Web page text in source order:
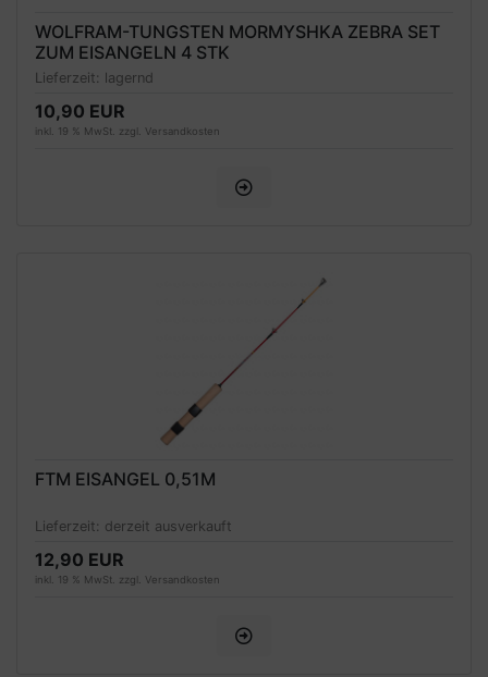
WOLFRAM-TUNGSTEN MORMYSHKA ZEBRA SET
ZUM EISANGELN 4 STK
Lieferzeit: lagernd
10,90 EUR
inkl. 19 % MwSt. zzgl. Versandkosten
FTM EISANGEL 0,51M
Lieferzeit: derzeit ausverkauft
12,90 EUR
inkl. 19 % MwSt. zzgl. Versandkosten